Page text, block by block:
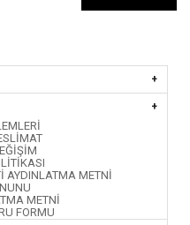
AYDINLATMA METNİ
METNİ
FORMU